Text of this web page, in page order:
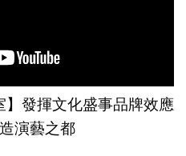
】發揮文化盛事品牌效應
演藝之都